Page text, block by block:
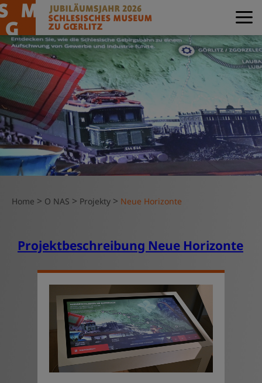
Home > O NAS > Projekty > Neue Horizonte
Projektbeschreibung Neue Horizonte